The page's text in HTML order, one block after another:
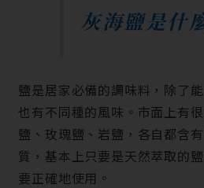
灰海鹽是什
鹽是居家必備的調味料，除了
也有不同種的風味。市面上有
鹽、玫瑰鹽、岩鹽，各自都含
質，基本上只要是天然萃取的
要正確地使用。